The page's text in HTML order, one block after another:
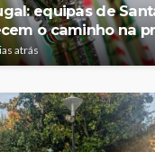
equipas de
o caminho na
atrás